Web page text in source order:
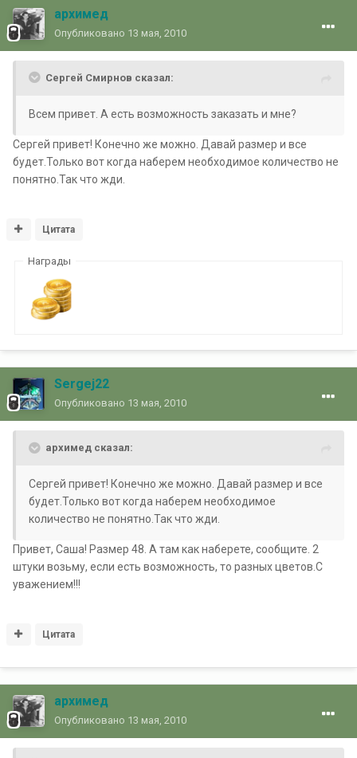
архимед
Опубликовано 13 мая, 2010
Сергей Смирнов сказал:
Всем привет. А есть возможность заказать и мне?
Сергей привет! Конечно же можно. Давай размер и все
будет.Только вот когда наберем необходимое количество не
понятно.Так что жди.
Цитата
Награды
Sergej22
Опубликовано 13 мая, 2010
архимед сказал:
Сергей привет! Конечно же можно. Давай размер и все
будет.Только вот когда наберем необходимое
количество не понятно.Так что жди.
Привет, Саша! Размер 48. А там как наберете, сообщите. 2
штуки возьму, если есть возможность, то разных цветов.С
уважением!!!
Цитата
архимед
Опубликовано 13 мая, 2010